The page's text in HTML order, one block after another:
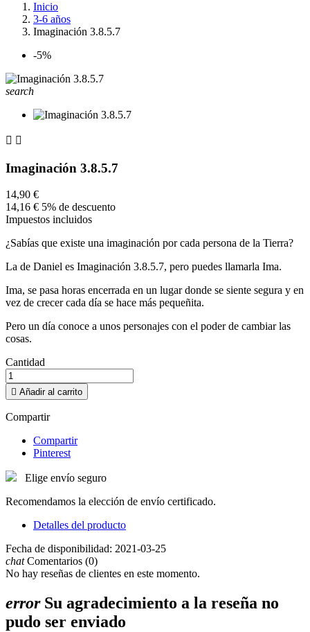
Inicio
3-6 años
Imaginación 3.8.5.7
-5%
search
 
Imaginación 3.8.5.7
14,90 €
14,16 € 5% de descuento
Impuestos incluidos
¿Sabías que existe una imaginación por cada persona de la Tierra?
La de Daniel es Imaginación 3.8.5.7, pero puedes llamarla Ima.
Ima, se pasa horas encerrada en un lugar donde se siente segura y en
vez de crecer cada día se hace más pequeñita.
Pero un día conoce a unos personajes con el poder de cambiar las
cosas.
Cantidad
 Añadir al carrito
Compartir
Compartir
Pinterest
Elige envío seguro
Recomendamos la elección de envío certificado.
Detalles del producto
Fecha de disponibilidad: 2021-03-25
chatComentarios (0)
No hay reseñas de clientes en este momento.
errorSu agradecimiento a la reseña no
pudo ser enviado